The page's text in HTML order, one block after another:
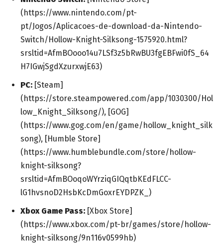
(https://www.nintendo.com/pt-
pt/Jogos/Aplicacoes-de-download-da-Nintendo-
Switch/Hollow-Knight-Silksong-1575920.html?
srsltid=AfmBOooo14u7LSf3z5bRwBU3fgEBFwi0fS_64
H7IGwjSgdXzurxwjE63)
PC: [Steam]
(https://store.steampowered.com/app/1030300/Hol
low_Knight_Silksong/), [GOG]
(https://www.gog.com/en/game/hollow_knight_silk
song), [Humble Store]
(https://www.humblebundle.com/store/hollow-
knight-silksong?
srsltid=AfmBOoqoWYrziqGIQqtbKEdFLCC-
lG1hvsnoD2HsbKcDmGoxrEYDPZK_)
Xbox Game Pass: [Xbox Store]
(https://www.xbox.com/pt-br/games/store/hollow-
knight-silksong/9n116v0599hb)